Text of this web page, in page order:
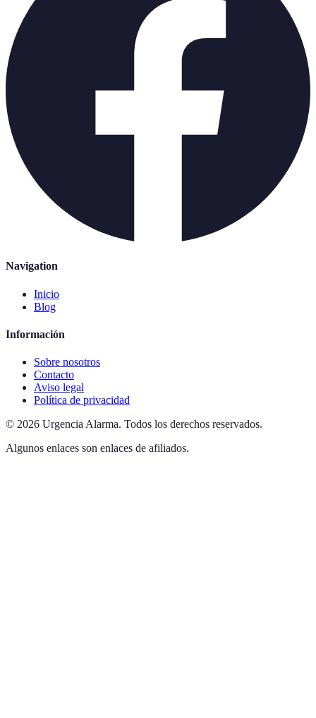
Navigation
Inicio
Blog
Información
Sobre nosotros
Contacto
Aviso legal
Política de privacidad
© 2026 Urgencia Alarma. Todos los derechos reservados.
Algunos enlaces son enlaces de afiliados.